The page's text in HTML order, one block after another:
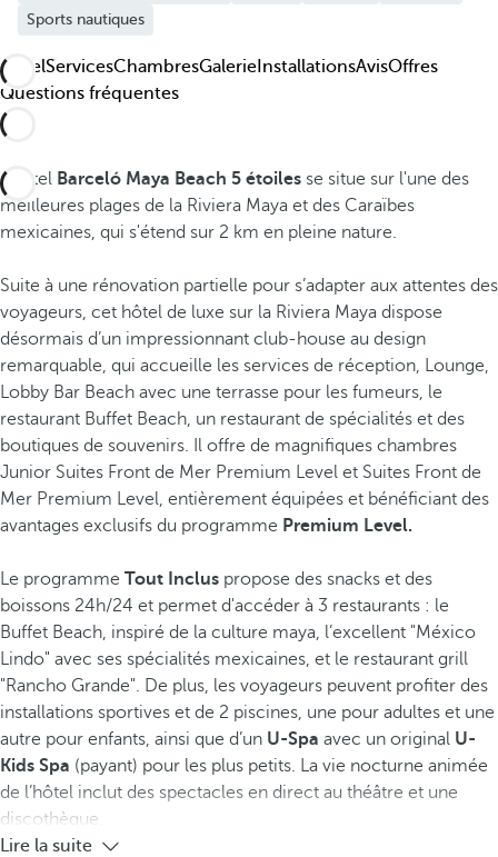
Sports nautiques
HôtelServicesChambresGalerie InstallationsAvisOffres
Questions fréquentes
L'hôtel Barceló Maya Beach 5 étoiles se situe sur l'une des
meilleures plages de la Riviera Maya et des Caraïbes
mexicaines, qui s'étend sur 2 km en pleine nature.
Suite à une rénovation partielle pour s’adapter aux attentes des
voyageurs, cet hôtel de luxe sur la Riviera Maya dispose
désormais d’un impressionnant club-house au design
remarquable, qui accueille les services de réception, Lounge,
Lobby Bar Beach avec une terrasse pour les fumeurs, le
restaurant Buffet Beach, un restaurant de spécialités et des
boutiques de souvenirs. Il offre de magnifiques chambres
Junior Suites Front de Mer Premium Level et Suites Front de
Mer Premium Level, entièrement équipées et bénéficiant des
avantages exclusifs du programme Premium Level.
Le programme Tout Inclus propose des snacks et des
boissons 24h/24 et permet d'accéder à 3 restaurants : le
Buffet Beach, inspiré de la culture maya, l’excellent "México
Lindo" avec ses spécialités mexicaines, et le restaurant grill
"Rancho Grande". De plus, les voyageurs peuvent profiter des
installations sportives et de 2 piscines, une pour adultes et une
autre pour enfants, ainsi que d’un U-Spa avec un original U-
Kids Spa (payant) pour les plus petits. La vie nocturne animée
de l’hôtel inclut des spectacles en direct au théâtre et une
discothèque.
Lire la suite